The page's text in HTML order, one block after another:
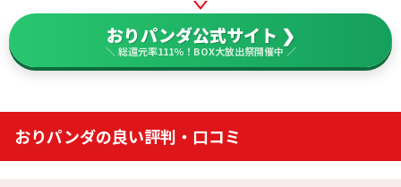
おりパンダ公式サイト ❯
＼ 総還元率111％！BOX大放出祭開催中 ／
おりパンダの良い評判・口コミ